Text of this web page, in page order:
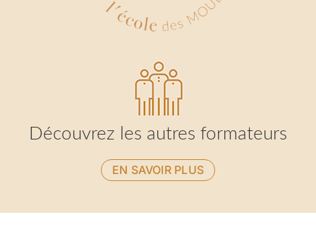
Découvrez les autres formateurs
EN SAVOIR PLUS